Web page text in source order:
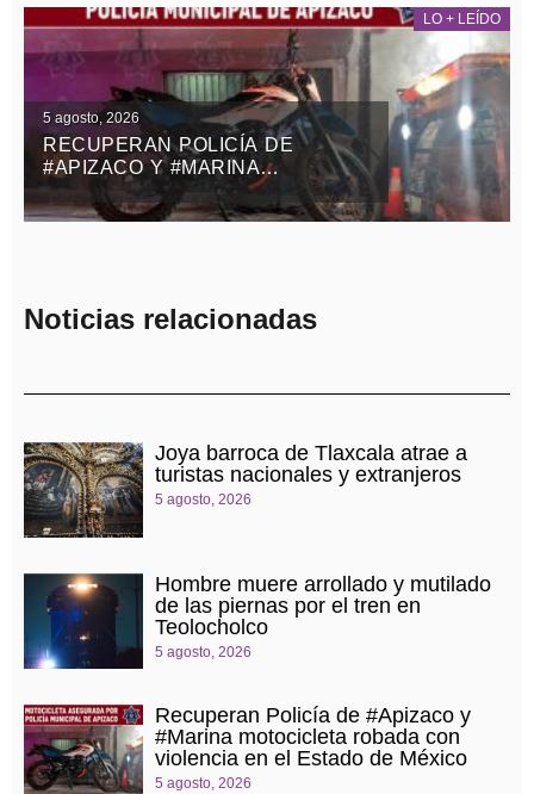
LO + LEÍDO
5 agosto, 2026
RECUPERAN POLICÍA DE
#APIZACO Y #MARINA
MOTOCICLETA ROBADA CON
VIOLENCIA EN EL ESTADO DE
Noticias relacionadas
Joya barroca de Tlaxcala atrae a
turistas nacionales y extranjeros
5 agosto, 2026
Hombre muere arrollado y mutilado
de las piernas por el tren en
Teolocholco
5 agosto, 2026
Recuperan Policía de #Apizaco y
#Marina motocicleta robada con
violencia en el Estado de México
5 agosto, 2026